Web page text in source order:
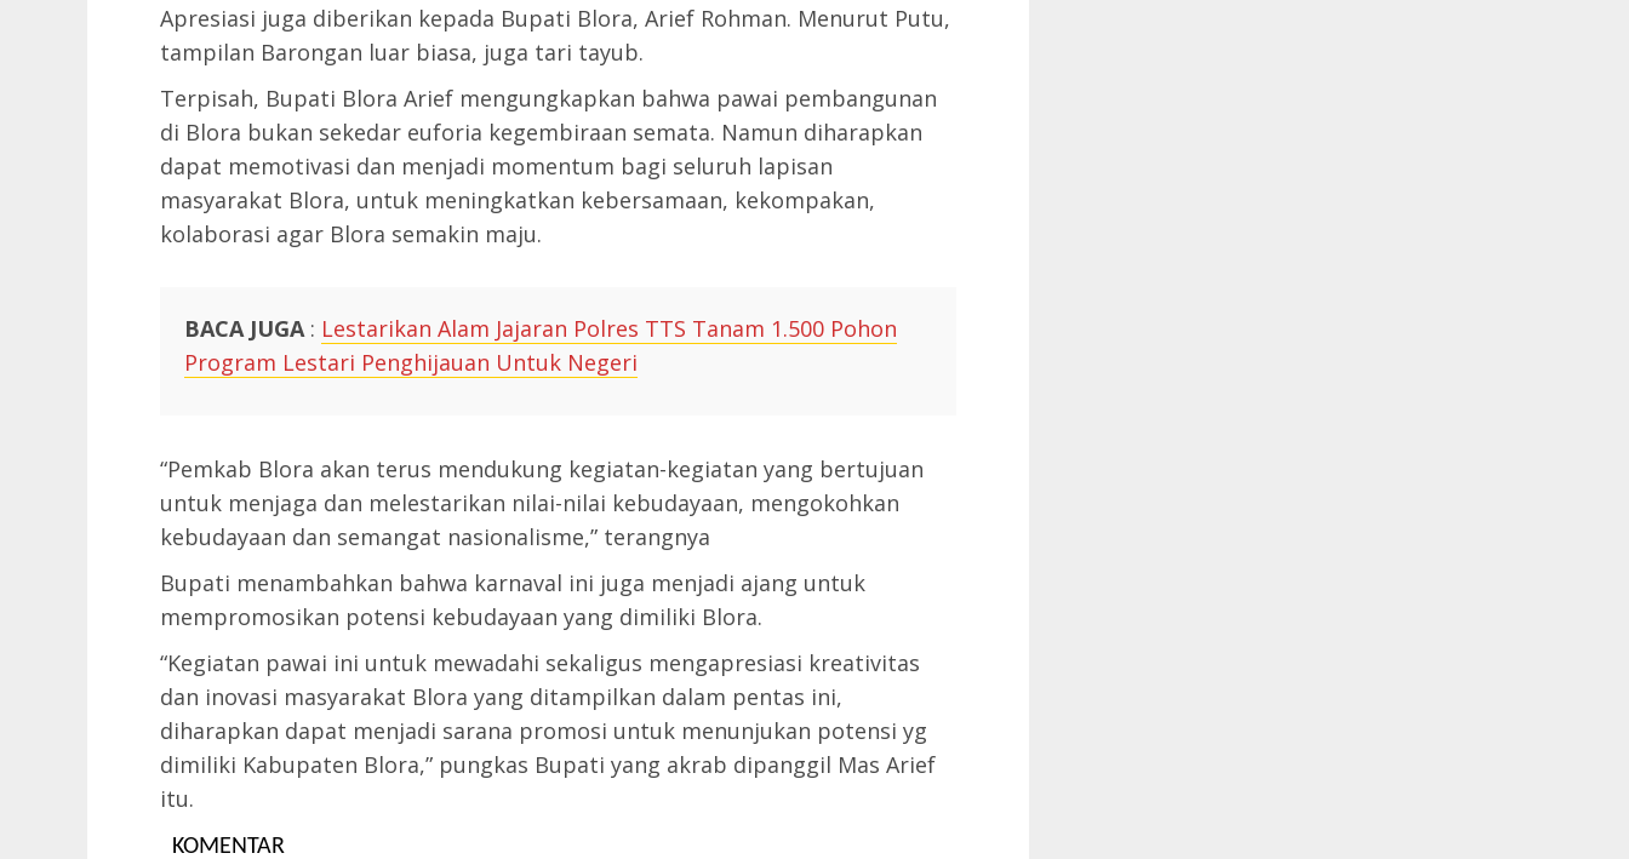
Apresiasi juga diberikan kepada Bupati Blora, Arief Rohman. Menurut Putu,
tampilan Barongan luar biasa, juga tari tayub.
Terpisah, Bupati Blora Arief mengungkapkan bahwa pawai pembangunan
di Blora bukan sekedar euforia kegembiraan semata. Namun diharapkan
dapat memotivasi dan menjadi momentum bagi seluruh lapisan
masyarakat Blora, untuk meningkatkan kebersamaan, kekompakan,
kolaborasi agar Blora semakin maju.
BACA JUGA: Lestarikan Alam Jajaran Polres TTS Tanam 1.500 Pohon
Program Lestari Penghijauan Untuk Negeri
“Pemkab Blora akan terus mendukung kegiatan-kegiatan yang bertujuan
untuk menjaga dan melestarikan nilai-nilai kebudayaan, mengokohkan
kebudayaan dan semangat nasionalisme,” terangnya
Bupati menambahkan bahwa karnaval ini juga menjadi ajang untuk
mempromosikan potensi kebudayaan yang dimiliki Blora.
“Kegiatan pawai ini untuk mewadahi sekaligus mengapresiasi kreativitas
dan inovasi masyarakat Blora yang ditampilkan dalam pentas ini,
diharapkan dapat menjadi sarana promosi untuk menunjukan potensi yg
dimiliki Kabupaten Blora,” pungkas Bupati yang akrab dipanggil Mas Arief
itu.
KOMENTAR